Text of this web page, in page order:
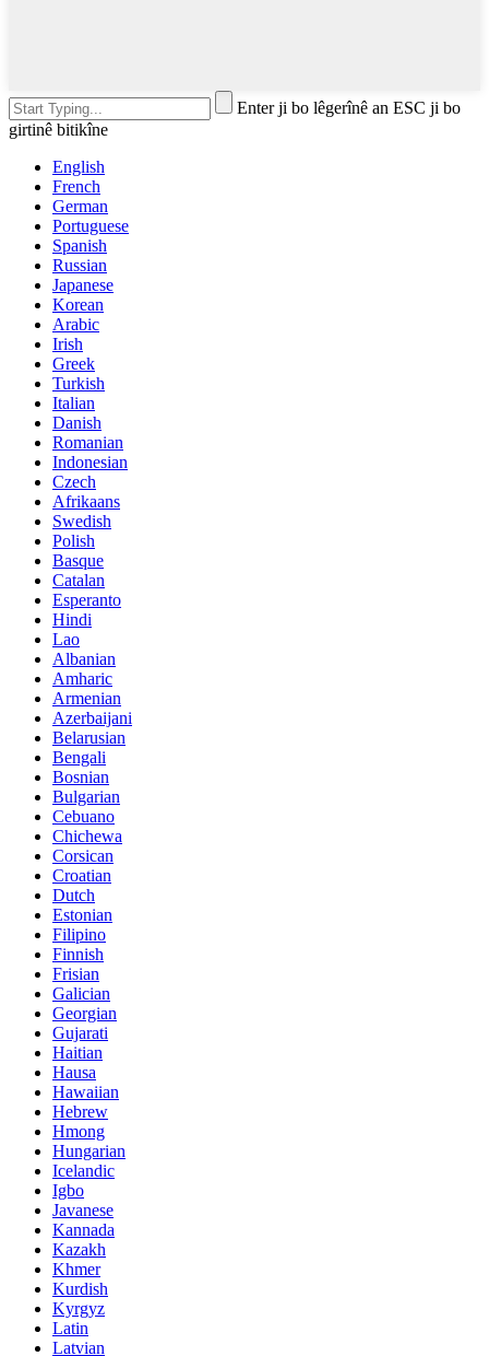
Enter ji bo lêgerînê an ESC ji bo
girtinê bitikîne
English
French
German
Portuguese
Spanish
Russian
Japanese
Korean
Arabic
Irish
Greek
Turkish
Italian
Danish
Romanian
Indonesian
Czech
Afrikaans
Swedish
Polish
Basque
Catalan
Esperanto
Hindi
Lao
Albanian
Amharic
Armenian
Azerbaijani
Belarusian
Bengali
Bosnian
Bulgarian
Cebuano
Chichewa
Corsican
Croatian
Dutch
Estonian
Filipino
Finnish
Frisian
Galician
Georgian
Gujarati
Haitian
Hausa
Hawaiian
Hebrew
Hmong
Hungarian
Icelandic
Igbo
Javanese
Kannada
Kazakh
Khmer
Kurdish
Kyrgyz
Latin
Latvian